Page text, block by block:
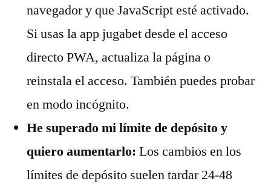
navegador y que JavaScript esté activado.
Si usas la app jugabet desde el acceso
directo PWA, actualiza la página o
reinstala el acceso. También puedes probar
en modo incógnito.
He superado mi límite de depósito y
quiero aumentarlo: Los cambios en los
límites de depósito suelen tardar 24‑48